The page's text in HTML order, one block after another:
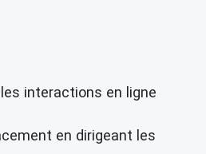
interactions en ligne
en dirigeant les